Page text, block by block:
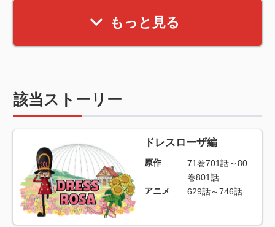
もっと見る
該当ストーリー
ドレスローザ編
原作
71巻701話～80
巻801話
アニメ
629話～746話